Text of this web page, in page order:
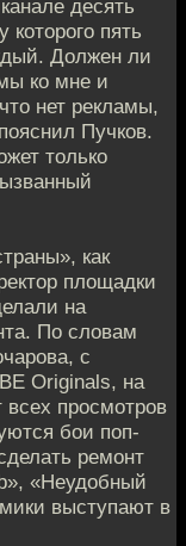
десять
пять
Должен ли
ко мне и
нет рекламы,
Пучков.
только
как
площадки
на
По словам
с
Originals, на
всех просмотров
бои поп-
ремонт
«Неудобный
выступают в